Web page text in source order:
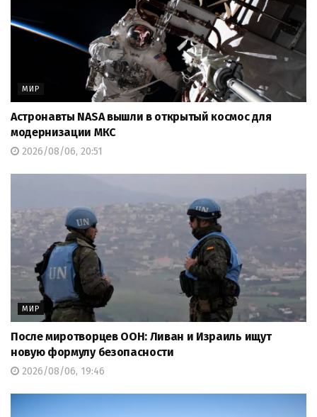
МИР
Астронавты NASA вышли в открытый космос для
модернизации МКС
2026/08/06, 20:51
МИР
После миротворцев ООН: Ливан и Израиль ищут
новую формулу безопасности
2026/08/06, 19:46